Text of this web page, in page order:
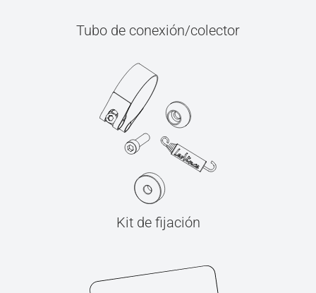
Tubo de conexión/colector
Kit de fijación